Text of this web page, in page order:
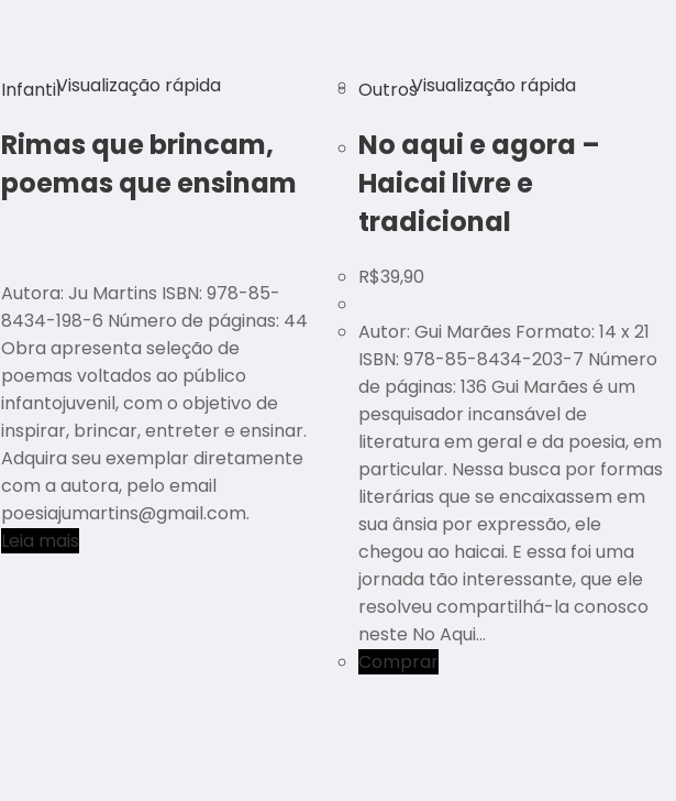
Visualização rápida
Infantil
Rimas que brincam,
poemas que ensinam
Autora: Ju Martins ISBN: 978-85-
8434-198-6 Número de páginas: 44
Obra apresenta seleção de
poemas voltados ao público
infantojuvenil, com o objetivo de
inspirar, brincar, entreter e ensinar.
Adquira seu exemplar diretamente
com a autora, pelo email
poesiajumartins@gmail.com.
Leia mais
Visualização rápida
Outros
No aqui e agora –
Haicai livre e
tradicional
R$39,90
Autor: Gui Marães Formato: 14 x 21
ISBN: 978-85-8434-203-7 Número
de páginas: 136 Gui Marães é um
pesquisador incansável de
literatura em geral e da poesia, em
particular. Nessa busca por formas
literárias que se encaixassem em
sua ânsia por expressão, ele
chegou ao haicai. E essa foi uma
jornada tão interessante, que ele
resolveu compartilhá-la conosco
neste No Aqui…
Comprar